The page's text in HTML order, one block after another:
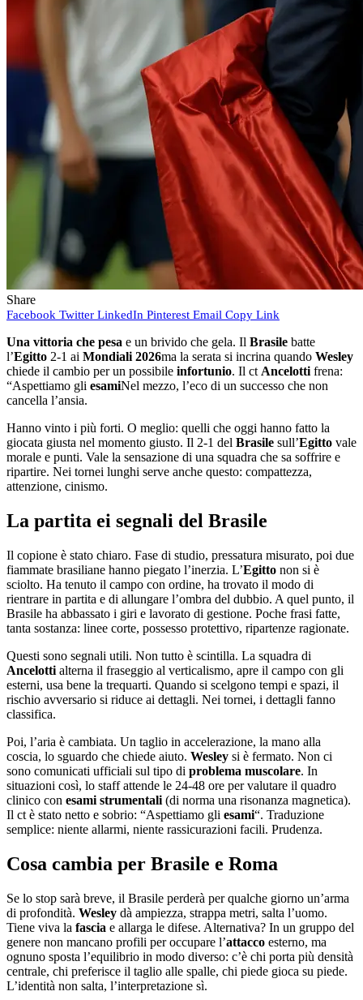
Share
Facebook Twitter LinkedIn Pinterest Email Copy Link
Una vittoria che pesa e un brivido che gela. Il Brasile batte
l’Egitto 2-1 ai Mondiali 2026ma la serata si incrina quando Wesley
chiede il cambio per un possibile infortunio. Il ctAncelottifrena:
“Aspettiamo gli esamiNel mezzo, l’eco di un successo che non
cancella l’ansia.
Hanno vinto i più forti. O meglio: quelli che oggi hanno fatto la
giocata giusta nel momento giusto. Il 2-1 del Brasile sull’Egitto vale
morale e punti. Vale la sensazione di una squadra che sa soffrire e
ripartire. Nei tornei lunghi serve anche questo: compattezza,
attenzione, cinismo.
La partita ei segnali del Brasile
Il copione è stato chiaro. Fase di studio, pressatura misurato, poi due
fiammate brasiliane hanno piegato l’inerzia. L’Egitto non si è
sciolto. Ha tenuto il campo con ordine, ha trovato il modo di
rientrare in partita e di allungare l’ombra del dubbio. A quel punto, il
Brasile ha abbassato i giri e lavorato di gestione. Poche frasi fatte,
tanta sostanza: linee corte, possesso protettivo, ripartenze ragionate.
Questi sono segnali utili. Non tutto è scintilla. La squadra di
Ancelotti alterna il fraseggio al verticalismo, apre il campo con gli
esterni, usa bene la trequarti. Quando si scelgono tempi e spazi, il
rischio avversario si riduce ai dettagli. Nei tornei, i dettagli fanno
classifica.
Poi, l’aria è cambiata. Un taglio in accelerazione, la mano alla
coscia, lo sguardo che chiede aiuto. Wesley si è fermato. Non ci
sono comunicati ufficiali sul tipo di problema muscolare. In
situazioni così, lo staff attende le 24-48 ore per valutare il quadro
clinico con esami strumentali (di norma una risonanza magnetica).
Il ct è stato netto e sobrio: “Aspettiamo gli esami“. Traduzione
semplice: niente allarmi, niente rassicurazioni facili. Prudenza.
Cosa cambia per Brasile e Roma
Se lo stop sarà breve, il Brasile perderà per qualche giorno un’arma
di profondità. Wesley dà ampiezza, strappa metri, salta l’uomo.
Tiene viva la fascia e allarga le difese. Alternativa? In un gruppo del
genere non mancano profili per occupare l’attacco esterno, ma
ognuno sposta l’equilibrio in modo diverso: c’è chi porta più densità
centrale, chi preferisce il taglio alle spalle, chi piede gioca su piede.
L’identità non salta, l’interpretazione sì.